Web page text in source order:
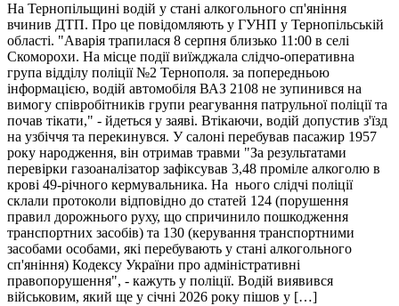
На Тернопільщині водій у стані алкогольного сп'яніння
вчинив ДТП. Про це повідомляють у ГУНП у Тернопільській
області. "Аварія трапилася 8 серпня близько 11:00 в селі
Скоморохи. На місце події виїжджала слідчо-оперативна
група відділу поліції №2 Тернополя. за попередньою
інформацією, водій автомобіля ВАЗ 2108 не зупинився на
вимогу співробітників групи реагування патрульної поліції та
почав тікати," - йдеться у заяві. Втікаючи, водій допустив з'їзд
на узбіччя та перекинувся. У салоні перебував пасажир 1957
року народження, він отримав травми "За результатами
перевірки газоаналізатор зафіксував 3,48 проміле алкоголю в
крові 49-річного кермувальника. На нього слідчі поліції
склали протоколи відповідно до статей 124 (порушення
правил дорожнього руху, що спричинило пошкодження
транспортних засобів) та 130 (керування транспортними
засобами особами, які перебувають у стані алкогольного
сп'яніння) Кодексу України про адміністративні
правопорушення", - кажуть у поліції. Водій виявився
військовим, який ще у січні 2026 року пішов у […]